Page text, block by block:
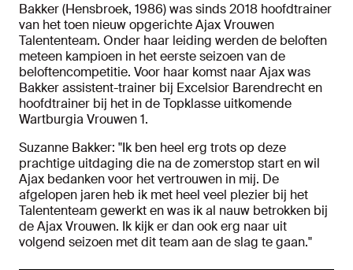
Bakker (Hensbroek, 1986) was sinds 2018 hoofdtrainer
van het toen nieuw opgerichte Ajax Vrouwen
Talententeam. Onder haar leiding werden de beloften
meteen kampioen in het eerste seizoen van de
beloftencompetitie. Voor haar komst naar Ajax was
Bakker assistent-trainer bij Excelsior Barendrecht en
hoofdtrainer bij het in de Topklasse uitkomende
Wartburgia Vrouwen 1.
Suzanne Bakker: "Ik ben heel erg trots op deze
prachtige uitdaging die na de zomerstop start en wil
Ajax bedanken voor het vertrouwen in mij. De
afgelopen jaren heb ik met heel veel plezier bij het
Talententeam gewerkt en was ik al nauw betrokken bij
de Ajax Vrouwen. Ik kijk er dan ook erg naar uit
volgend seizoen met dit team aan de slag te gaan."